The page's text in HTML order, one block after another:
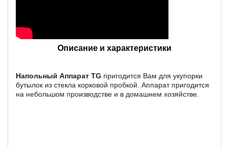
Описание и характеристики
Напольный Аппарат TG пригодится Вам для укупорки
бутылок из стекла корковой пробкой. Аппарат пригодится
на небольшом производстве и в домашнем хозяйстве.